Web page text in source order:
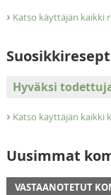
› Katso käyttäjän kaikki
Hyväksi
› Katso käyttäjän kaikki
Uusimmat
VASTAANOTETUT